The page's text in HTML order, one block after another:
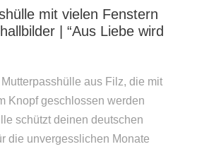
mit vielen Fenstern
| “Aus Liebe wird
aus Filz, die mit
Knopf geschlossen werden
schützt deinen deutschen
die unvergesslichen Monate